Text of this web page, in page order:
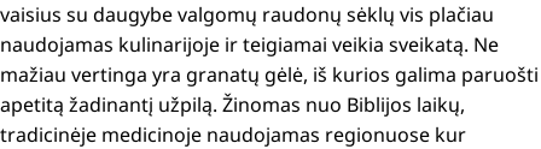
vaisius su daugybe valgomų raudonų sėklų vis plačiau
naudojamas kulinarijoje ir teigiamai veikia sveikatą. Ne
mažiau vertinga yra granatų gėlė, iš kurios galima paruošti
apetitą žadinantį užpilą. Žinomas nuo Biblijos laikų,
tradicinėje medicinoje naudojamas regionuose kur